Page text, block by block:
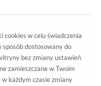
w celu świadczenia
sposób dostosowany do
bez zmiany ustawień
zamieszczane w Twoim
każdym czasie zmiany